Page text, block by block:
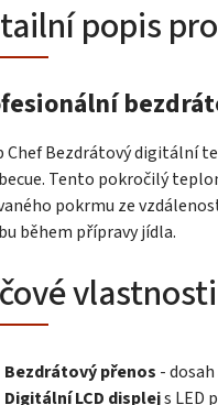
popis
Chef Bezdrátový digitální
Tento pokročilý
pokrmu ze
během přípravy jídla.
vlastnosti
Bezdrátový přenos -
Digitální LCD displejs LED